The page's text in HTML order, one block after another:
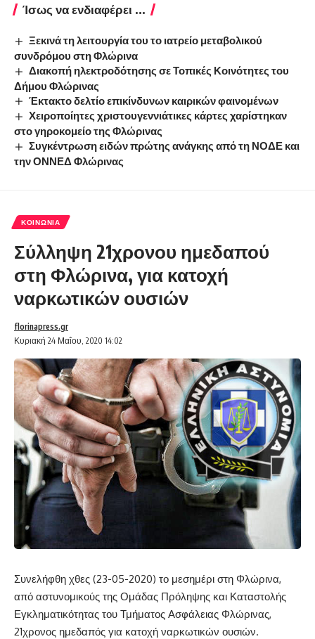
Ίσως να ενδιαφέρει ...
Ξεκινά τη λειτουργία του το ιατρείο μεταβολικού
συνδρόμου στη Φλώρινα
Διακοπή ηλεκτροδότησης σε Τοπικές Κοινότητες του
Δήμου Φλώρινας
Έκτακτο δελτίο επικίνδυνων καιρικών φαινομένων
Χειροποίητες χριστουγεννιάτικες κάρτες χαρίστηκαν
στο γηροκομείο της Φλώρινας
Συγκέντρωση ειδών πρώτης ανάγκης από τη ΝΟΔΕ και
την ΟΝΝΕΔ Φλώρινας
ΚΟΙΝΩΝΊΑ
Σύλληψη 21χρονου ημεδαπού
στη Φλώρινα, για κατοχή
ναρκωτικών ουσιών
Κυριακή 24 Μαΐου, 2020 14:02
florinapress.gr
Συνελήφθη χθες (23-05-2020) το μεσημέρι στη Φλώρινα,
από αστυνομικούς της Ομάδας Πρόληψης και Καταστολής
Εγκληματικότητας του Τμήματος Ασφάλειας Φλώρινας,
21χρονος ημεδαπός για κατοχή ναρκωτικών ουσιών.